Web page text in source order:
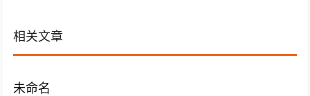
相关文章
未命名